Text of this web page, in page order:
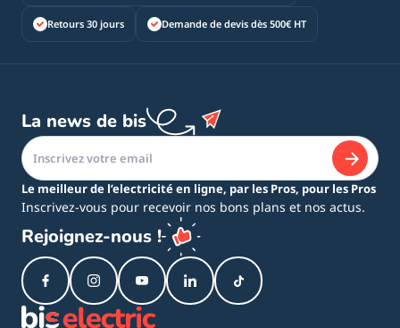
Retours 30 jours Demande de devis dès 500€ HT
La news de bis
Le meilleur de l’electricité en ligne, par les Pros, pour les Pros
Inscrivez-vous pour recevoir nos bons plans et nos actus.
Rejoignez-nous !